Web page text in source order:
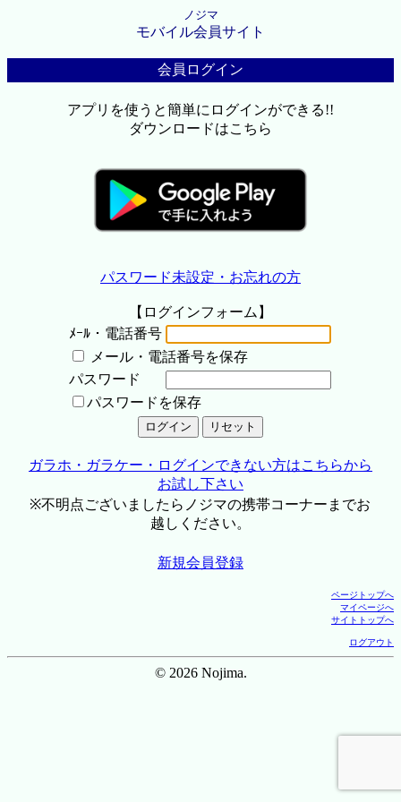
ノジマ
モバイル会員サイト
会員ログイン
アプリを使うと簡単にログインができる!!
ダウンロードはこちら
パスワード未設定・お忘れの方
【ログインフォーム】
ﾒｰﾙ・電話番号
メール・電話番号を保存
パスワード
パスワードを保存
ガラホ・ガラケー・ログインできない方はこちらから
お試し下さい
※不明点ございましたらノジマの携帯コーナーまでお
越しください。
新規会員登録
ページトップへ
マイページへ
サイトトップへ
ログアウト
© 2026 Nojima.